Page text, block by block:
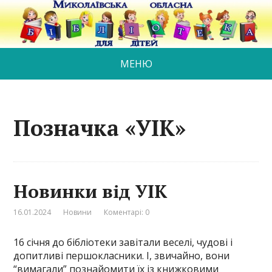
МЕНЮ
Позначка «УІК»
Новинки від УІК
16.01.2024 Новини Коментарі: 0
16 січня до бібліотеки завітали веселі, чудові і
допитливі першокласники. І, звичайно, вони
“вимагали” познайомити їх із книжковими